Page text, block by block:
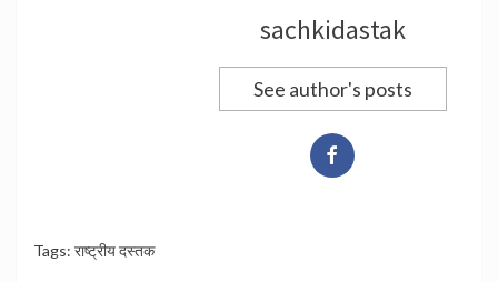
sachkidastak
See author's posts
Tags: राष्ट्रीय दस्तक